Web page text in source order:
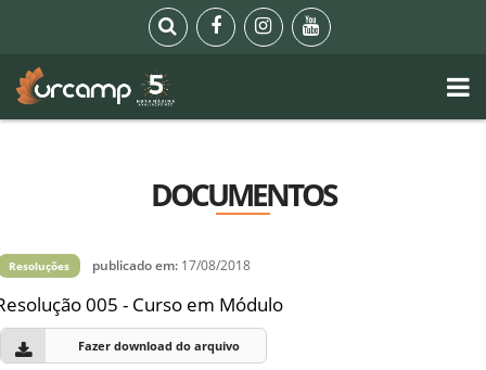
DOCUMENTOS
Resoluções publicado em: 17/08/2018
005 - Curso em Módulo
Fazer download do arquivo